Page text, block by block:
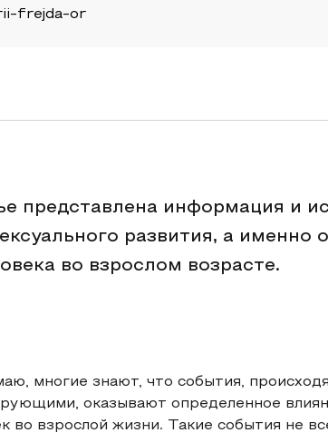
frejda-or
представлена информация и
развития, а именно
во взрослом возрасте.
многие знают, что события,
оказывают определенное
во взрослой жизни. Такие события не